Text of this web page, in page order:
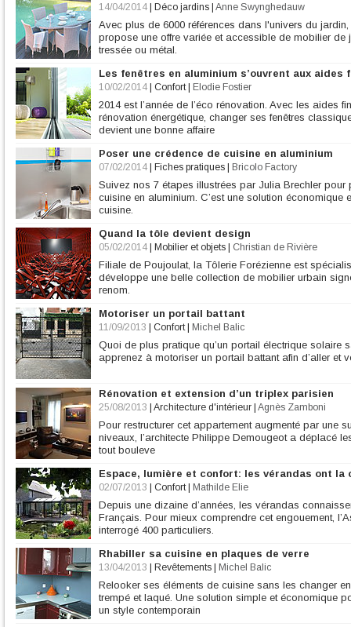
14/04/2014 Déco jardins Anne Swynghedauw
Avec plus de 6000 références dans l'univers du
propose une offre variée et accessible de mobilier de
tressée ou métal.
Les fenêtres en aluminium s’ouvrent aux aides
10/02/2014 Confort| Elodie Fostier
2014 est l’année de l’éco rénovation. Avec les aides
rénovation énergétique, changer ses fenêtres
devient une bonne affaire
Poser une crédence de cuisine en aluminium
07/02/2014 Fiches pratiques Bricolo Factory
Suivez nos 7 étapes illustrées par Julia Brechler pour
cuisine en aluminium. C’est une solution économique
cuisine.
Quand la tôle devient design
05/02/2014 Mobilier et objets Christian de Rivière
Filiale de Poujoulat, la Tôlerie Forézienne est
développe une belle collection de mobilier urbain
renom.
Motoriser un portail battant
11/09/2013 Confort| Michel Balic
Quoi de plus pratique qu’un portail électrique solaire
apprenez à motoriser un portail battant afin d’aller et
Rénovation et extension d’un triplex parisien
25/08/2013 Architecture d'intérieur Agnès Zamboni
Pour restructurer cet appartement augmenté par une
niveaux, l’architecte Philippe Demougeot a déplacé
tout bouleve
Espace, lumière et confort: les vérandas ont la
02/07/2013 Confort| Mathilde Elie
Depuis une dizaine d’années, les vérandas
Français. Pour mieux comprendre cet engouement,
interrogé 400 particuliers.
Rhabiller sa cuisine en plaques de verre
13/04/2013 Revêtements Michel Balic
Relooker ses éléments de cuisine sans les changer
trempé et laqué. Une solution simple et économique
un style contemporain